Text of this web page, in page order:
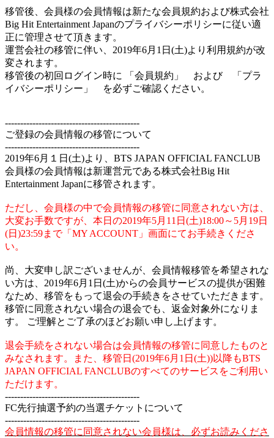
移管後、会員様の会員情報は新たな会員規約および株式会社
Big Hit Entertainment Japanのプライバシーポリシーに従い適
正に管理させて頂きます。
運営会社の移管に伴い、2019年6月1日(土)より利用規約が改
変されます。
移管後の初回ログイン時に 「会員規約」 および 「プラ
イバシーポリシー」 を必ずご確認ください。
--------------------------------------------
ご登録の会員情報の移管について
--------------------------------------------
2019年6月１日(土)より、BTS JAPAN OFFICIAL FANCLUB
会員様の会員情報は新運営元である株式会社Big Hit
Entertainment Japanに移管されます。
ただし、会員様の中で会員情報の移管に同意されない方は、
大変お手数ですが、本日の2019年5月11日(土)18:00～5月19日
(日)23:59まで「MY ACCOUNT」画面にてお手続きくださ
い。
尚、大変申し訳ございませんが、会員情報移管を希望されな
い方は、2019年6月1日(土)からの会員サービスの提供が困難
なため、移管をもって退会の手続きをさせていただきます。
移管に同意されない場合の退会でも、返金対象外になりま
す。 ご理解とご了承のほどお願い申し上げます。
退会手続をされない場合は会員情報の移管に同意したものと
みなされます。また、移管日(2019年6月1日(土))以降もBTS
JAPAN OFFICIAL FANCLUBのすべてのサービスをご利用い
ただけます。
--------------------------------------------
FC先行抽選予約の当選チケットについて
--------------------------------------------
会員情報の移管に同意されない会員様は、必ずお読みくださ